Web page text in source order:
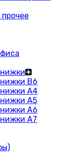
В6
A4
А5
А6
А7